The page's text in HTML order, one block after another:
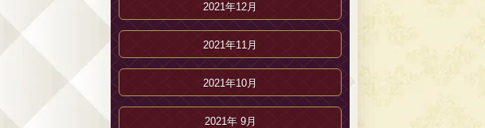
2021年12月
2021年11月
2021年10月
2021年 9月